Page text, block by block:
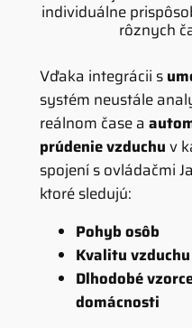
individuálne
rôznych
Vďaka integrácii s
systém neustále
reálnom čase a
prúdenie vzduchuv
spojení s ovládačmi
ktoré sledujú:
Pohyb osôb
Kvalitu
Dlhodobé
domácnosti